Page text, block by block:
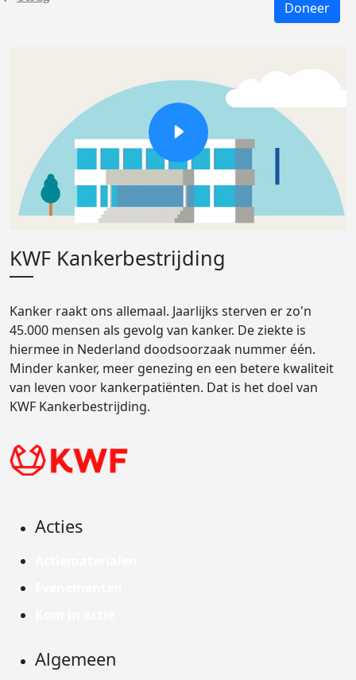
Doneer
KWF Kankerbestrijding
Kanker raakt ons allemaal. Jaarlijks sterven er zo'n
45.000 mensen als gevolg van kanker. De ziekte is
hiermee in Nederland doodsoorzaak nummer één.
Minder kanker, meer genezing en een betere kwaliteit
van leven voor kankerpatiënten. Dat is het doel van
KWF Kankerbestrijding.
Acties
Algemeen